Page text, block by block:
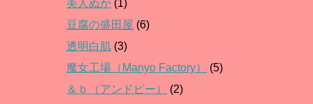
美人ぬか (1)
豆腐の盛田屋 (6)
透明白肌 (3)
魔女工場（Manyo Factory）
(5)
＆ｂ（アンドビー）
(2)